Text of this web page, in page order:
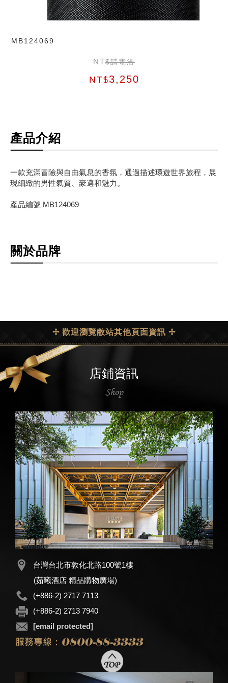
MB124069
NT$請電洽
NT$3,250
產品介紹
一款充滿冒險與自由氣息的香氛，通過描述環遊世界旅程，展
現細緻的男性氣質、豪邁和魅力。
產品編號 MB124069
關於品牌
✢ 歡迎瀏覽敝站其他頁面資訊 ✢
店鋪資訊
Shop
台灣台北市敦化北路100號1樓
(茹曦酒店 精品購物廣場)
(+886-2) 2717 7113
(+886-2) 2713 7940
[email protected]